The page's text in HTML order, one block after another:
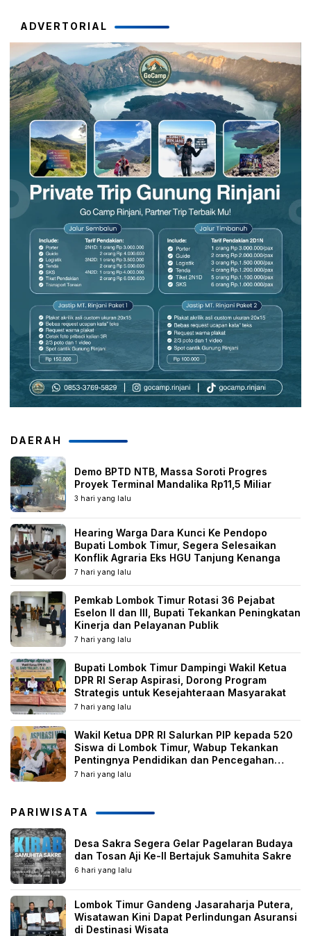
ADVERTORIAL
DAERAH
Demo BPTD NTB, Massa Soroti Progres
Proyek Terminal Mandalika Rp11,5 Miliar
3 hari yang lalu
Hearing Warga Dara Kunci Ke Pendopo
Bupati Lombok Timur, Segera Selesaikan
Konflik Agraria Eks HGU Tanjung Kenanga
7 hari yang lalu
Pemkab Lombok Timur Rotasi 36 Pejabat
Eselon II dan III, Bupati Tekankan Peningkatan
Kinerja dan Pelayanan Publik
7 hari yang lalu
Bupati Lombok Timur Dampingi Wakil Ketua
DPR RI Serap Aspirasi, Dorong Program
Strategis untuk Kesejahteraan Masyarakat
7 hari yang lalu
Wakil Ketua DPR RI Salurkan PIP kepada 520
Siswa di Lombok Timur, Wabup Tekankan
Pentingnya Pendidikan dan Pencegahan
Perkawinan Anak
7 hari yang lalu
PARIWISATA
Desa Sakra Segera Gelar Pagelaran Budaya
dan Tosan Aji Ke-II Bertajuk Samuhita Sakre
6 hari yang lalu
Lombok Timur Gandeng Jasaraharja Putera,
Wisatawan Kini Dapat Perlindungan Asuransi
di Destinasi Wisata